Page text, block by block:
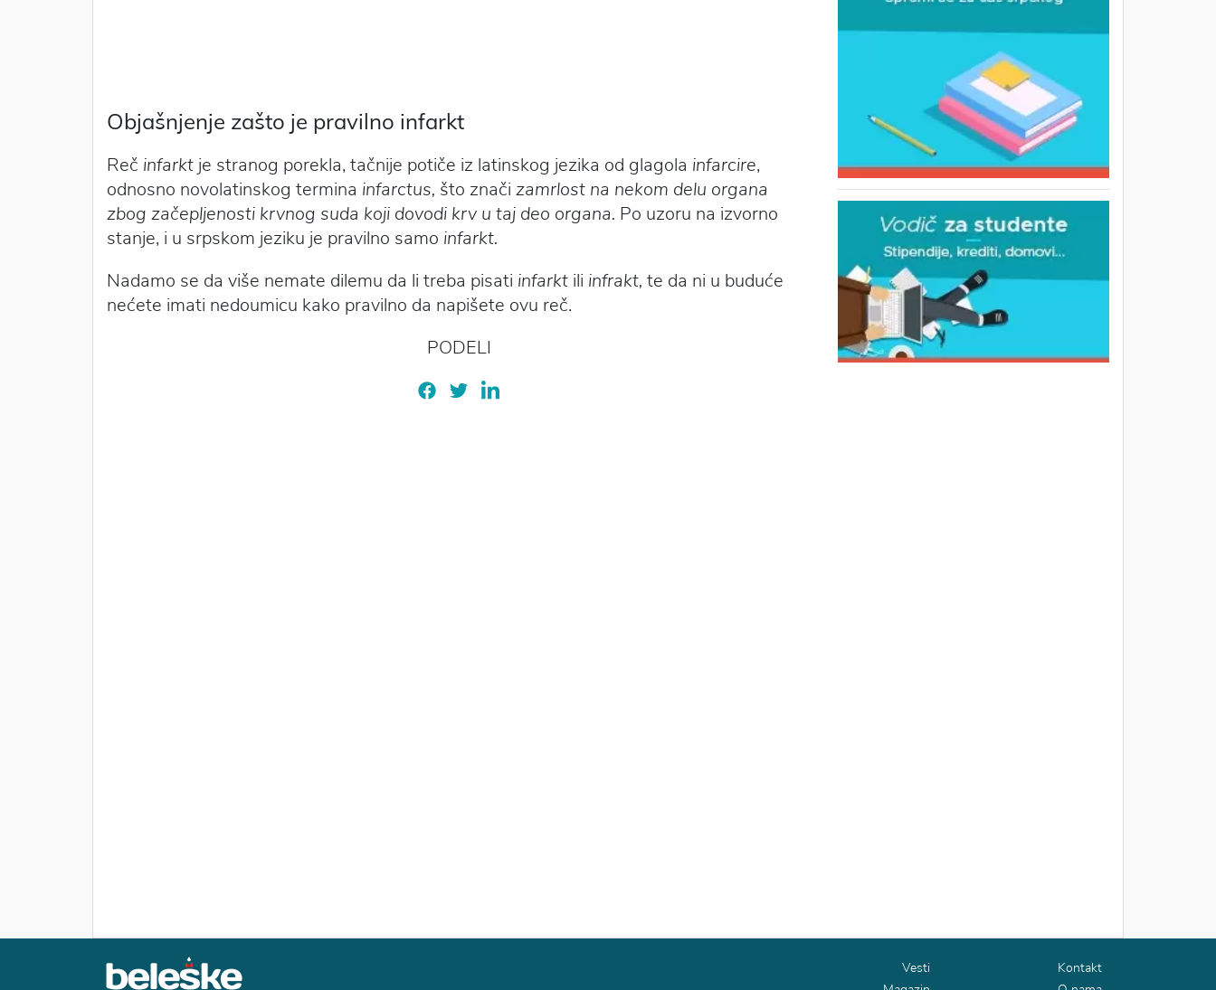
Objašnjenje zašto je pravilno infarkt
Reč infarkt je stranog porekla, tačnije potiče iz latinskog jezika od glagola infarcire,
odnosno novolatinskog termina infarctus, što znači zamrlost na nekom delu organa
zbog začepljenosti krvnog suda koji dovodi krv u taj deo organa. Po uzoru na izvorno
stanje, i u srpskom jeziku je pravilno samo infarkt.
Nadamo se da više nemate dilemu da li treba pisati infarkt ili infrakt, te da ni u buduće
nećete imati nedoumicu kako pravilno da napišete ovu reč.
PODELI
Vesti
Kontakt